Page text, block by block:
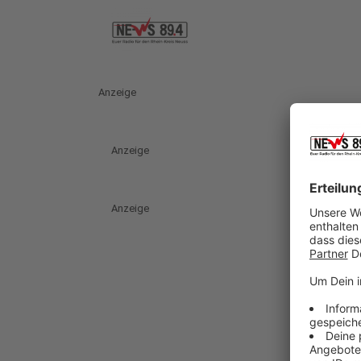
Anzeige
Anzeige
Anzeige